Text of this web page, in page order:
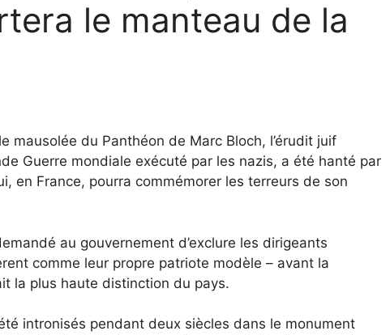
le manteau de la
mausolée du Panthéon de Marc Bloch, l’érudit juif
Guerre mondiale exécuté par les nazis, a été hanté par
en France, pourra commémorer les terreurs de son
au gouvernement d’exclure les dirigeants
comme leur propre patriote modèle – avant la
la plus haute distinction du pays.
intronisés pendant deux siècles dans le monument